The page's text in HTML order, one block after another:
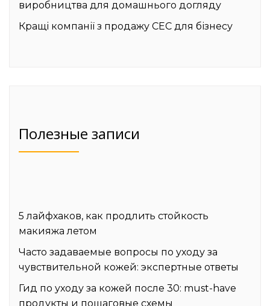
виробництва для домашнього догляду
Кращі компанії з продажу СЕС для бізнесу
Полезные записи
5 лайфхаков, как продлить стойкость
макияжа летом
Часто задаваемые вопросы по уходу за
чувствительной кожей: экспертные ответы
Гид по уходу за кожей после 30: must-have
продукты и пошаговые схемы